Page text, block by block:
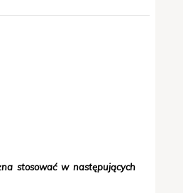
stosować w następujących